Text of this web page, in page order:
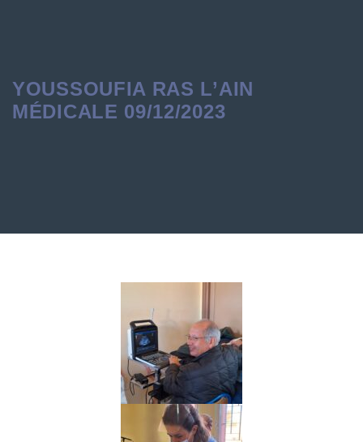
YOUSSOUFIA RAS L’AIN
MÉDICALE 09/12/2023